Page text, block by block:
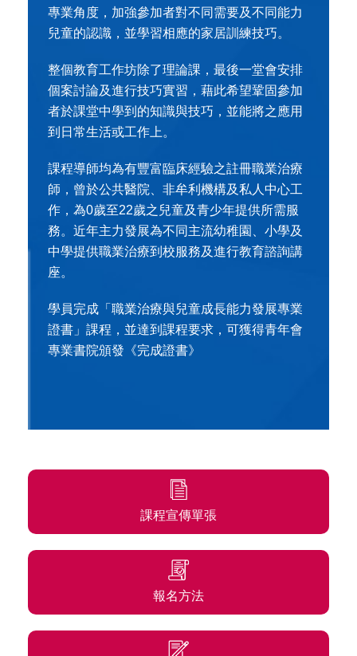
專業角度，加強參加者對不同需要及不同能力
兒童的認識，並學習相應的家居訓練技巧。
整個教育工作坊除了理論課，最後一堂會安排
個案討論及進行技巧實習，藉此希望鞏固參加
者於課堂中學到的知識與技巧，並能將之應用
到日常生活或工作上。
課程導師均為有豐富臨床經驗之註冊職業治療
師，曾於公共醫院、非牟利機構及私人中心工
作，為0歲至22歲之兒童及青少年提供所需服
務。近年主力發展為不同主流幼稚園、小學及
中學提供職業治療到校服務及進行教育諮詢講
座。
學員完成「職業治療與兒童成長能力發展專業
證書」課程，並達到課程要求，可獲得青年會
專業書院頒發《完成證書》
課程宣傳單張
報名方法